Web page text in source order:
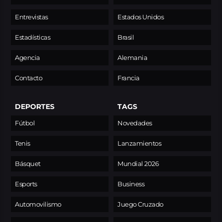
Entrevistas
Estadísticas
Agencia
Contacto
Estados Unidos
Brasil
Alemania
Francia
DEPORTES
Fútbol
Tenis
Básquet
Esports
Automovilismo
TAGS
Novedades
Lanzamientos
Mundial 2026
Business
Juego Cruzado